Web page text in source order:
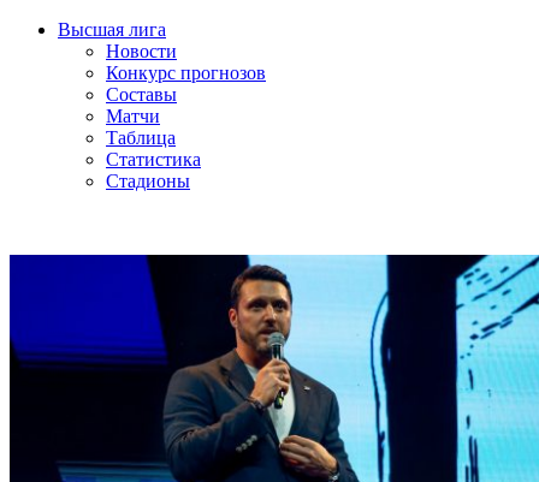
Высшая лига
Новости
Конкурс прогнозов
Составы
Матчи
Таблица
Статистика
Стадионы